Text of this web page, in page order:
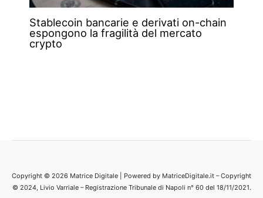
Stablecoin bancarie e derivati on-chain
espongono la fragilità del mercato
crypto
Copyright © 2026 Matrice Digitale | Powered by MatriceDigitale.it – Copyright
© 2024, Livio Varriale – Registrazione Tribunale di Napoli n° 60 del 18/11/2021.